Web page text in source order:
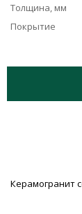
Толщина, мм
Покрытие
Керамогранит